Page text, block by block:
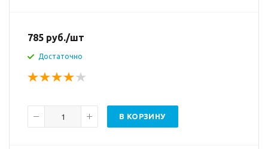
785 руб./шт
Достаточно
В КОРЗИНУ